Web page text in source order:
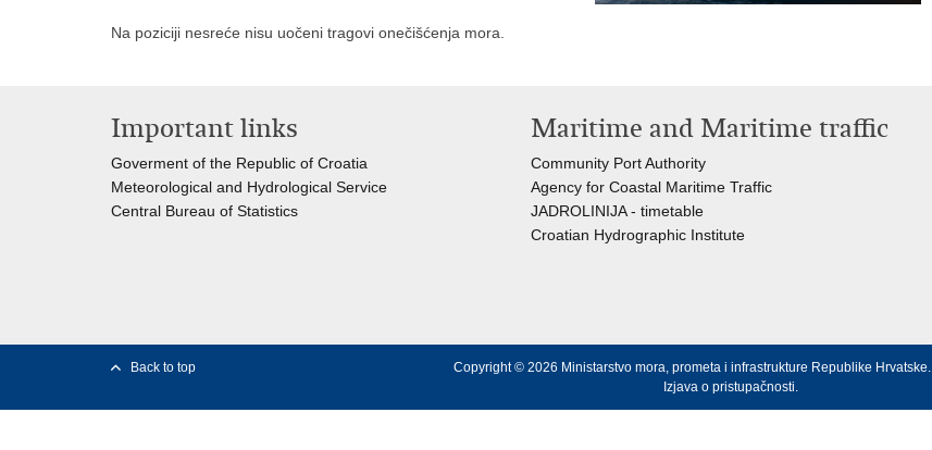
Na poziciji nesreće nisu uočeni tragovi onečišćenja mora.
Important links
Goverment of the Republic of Croatia
Meteorological and Hydrological Service
Central Bureau of Statistics
Maritime and Maritime traffic
Community Port Authority
Agency for Coastal Maritime Traffic
JADROLINIJA - timetable
Croatian Hydrographic Institute
Back to top Copyright © 2026 Ministarstvo mora, prometa i infrastrukture Republike Hrvatske.
Izjava o pristupačnosti.